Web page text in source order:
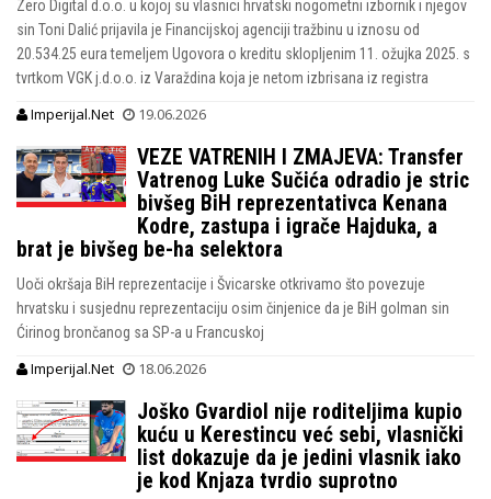
Zero Digital d.o.o. u kojoj su vlasnici hrvatski nogometni izbornik i njegov
sin Toni Dalić prijavila je Financijskoj agenciji tražbinu u iznosu od
20.534.25 eura temeljem Ugovora o kreditu sklopljenim 11. ožujka 2025. s
tvrtkom VGK j.d.o.o. iz Varaždina koja je netom izbrisana iz registra
Imperijal.Net 19.06.2026
VEZE VATRENIH I ZMAJEVA: Transfer
Vatrenog Luke Sučića odradio je stric
bivšeg BiH reprezentativca Kenana
Kodre, zastupa i igrače Hajduka, a
brat je bivšeg be-ha selektora
Uoči okršaja BiH reprezentacije i Švicarske otkrivamo što povezuje
hrvatsku i susjednu reprezentaciju osim činjenice da je BiH golman sin
Ćirinog brončanog sa SP-a u Francuskoj
Imperijal.Net 18.06.2026
Joško Gvardiol nije roditeljima kupio
kuću u Kerestincu već sebi, vlasnički
list dokazuje da je jedini vlasnik iako
je kod Knjaza tvrdio suprotno